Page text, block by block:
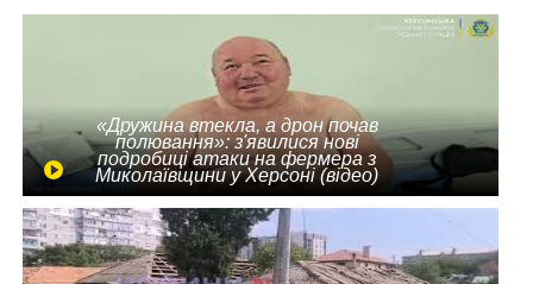
«Дружина втекла, а дрон почав
полювання»: з'явилися нові
подробиці атаки на фермера з
Миколаївщини у Херсоні (відео)